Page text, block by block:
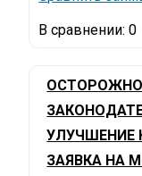
В сравнении:0
УЛУЧШЕНИЕ
ЗАЯВКА НА